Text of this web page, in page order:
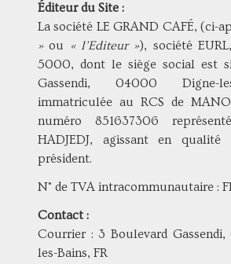
Éditeur du Site :
La société LE GRAND CAFÉ, (ci-
»ou « l’Editeur »), société
5000, dont le siège social est
Gassendi, 04000 Digne-
immatriculée au RCS de
numéro 851637306
HADJEDJ, agissant en
président.
N° de TVA intracommunautaire :
Contact :
Courrier : 3 Boulevard
les-Bains, FR